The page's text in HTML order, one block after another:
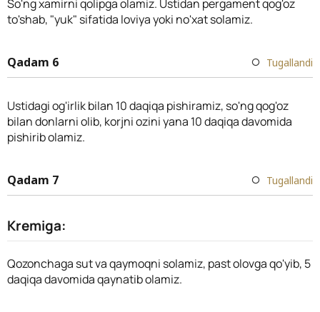
So'ng xamirni qolipga olamiz. Ustidan pergament qog'oz
to'shab, "yuk" sifatida loviya yoki no'xat solamiz.
Qadam 6 Tugallandi
Ustidagi og'irlik bilan 10 daqiqa pishiramiz, so'ng qog'oz
bilan donlarni olib, korjni ozini yana 10 daqiqa davomida
pishirib olamiz.
Qadam 7 Tugallandi
Kremiga:
Qozonchaga sut va qaymoqni solamiz, past olovga qo'yib, 5
daqiqa davomida qaynatib olamiz.